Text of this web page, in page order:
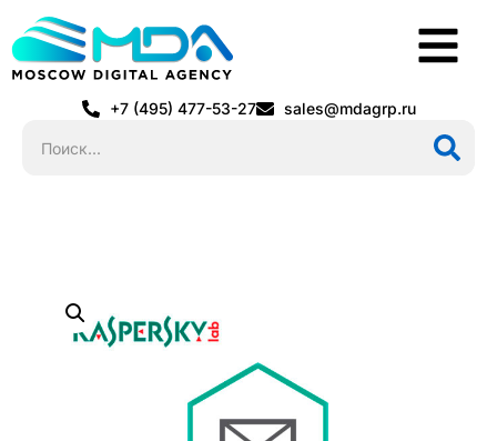
+7 (495) 477-53-27 sales@mdagrp.ru